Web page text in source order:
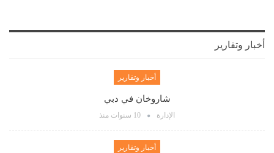
أخبار وتقارير
أخبار وتقارير
شاروخان في دبي
الإدارة 10 سنوات منذ
أخبار وتقارير